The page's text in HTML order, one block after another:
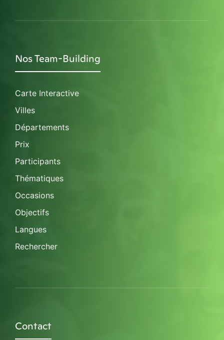
Nos Team-Building
Carte Interactive
Villes
Départements
Prix
Participants
Thématiques
Occasions
Objectifs
Langues
Rechercher
Contact